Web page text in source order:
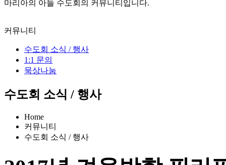
마리아의 아들 수도회의 커뮤니티입니다.
커뮤니티
수도회 소식 / 행사
1:1 문의
묵상나눔
수도회 소식 / 행사
Home
커뮤니티
수도회 소식 / 행사